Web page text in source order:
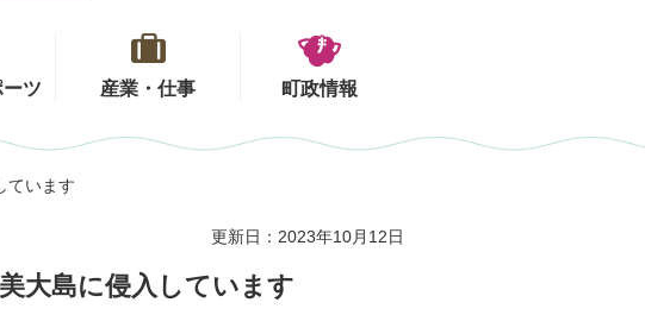
ツ 産業・仕事 町政情報
ています
更新日：2023年10月12日
大島に侵入しています